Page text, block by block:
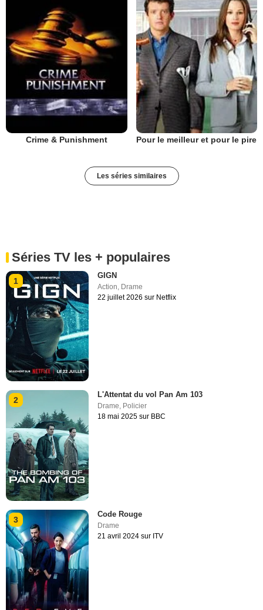
Crime & Punishment Pour le meilleur et pour le pire
Les séries similaires
Séries TV les + populaires
1
GIGN
Action, Drame
22 juillet 2026 sur Netflix
2
L'Attentat du vol Pan Am 103
Drame, Policier
18 mai 2025 sur BBC
3
Code Rouge
Drame
21 avril 2024 sur ITV